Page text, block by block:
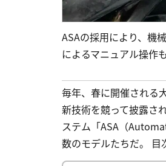
ASAの採用により、機
によるマニュアル操作
毎年、春に開催される
新技術を競って披露さ
ステム「ASA（
数のモデルたちだ。